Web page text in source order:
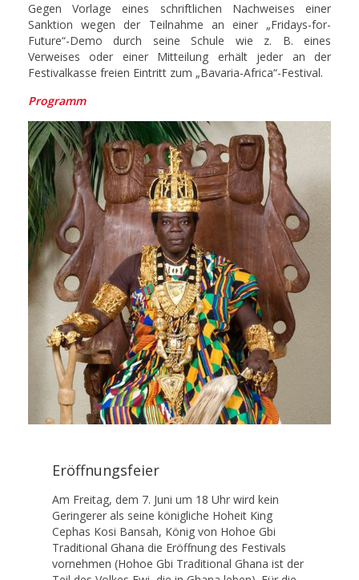
Gegen Vorlage eines schriftlichen Nachweises einer
Sanktion wegen der Teilnahme an einer „Fridays-for-
Future“-Demo durch seine Schule wie z. B. eines
Verweises oder einer Mitteilung erhält jeder an der
Festivalkasse freien Eintritt zum „Bavaria-Africa“-Festival.
Programm
Eröffnungsfeier
Am Freitag, dem 7. Juni um 18 Uhr wird kein
Geringerer als seine königliche Hoheit King
Cephas Kosi Bansah, König von Hohoe Gbi
Traditional Ghana die Eröffnung des Festivals
vornehmen (Hohoe Gbi Traditional Ghana ist der